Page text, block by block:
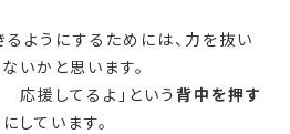
ようにするためには、力を抜い
いかと思います。
応援してるよ」という背中を押す
しています。